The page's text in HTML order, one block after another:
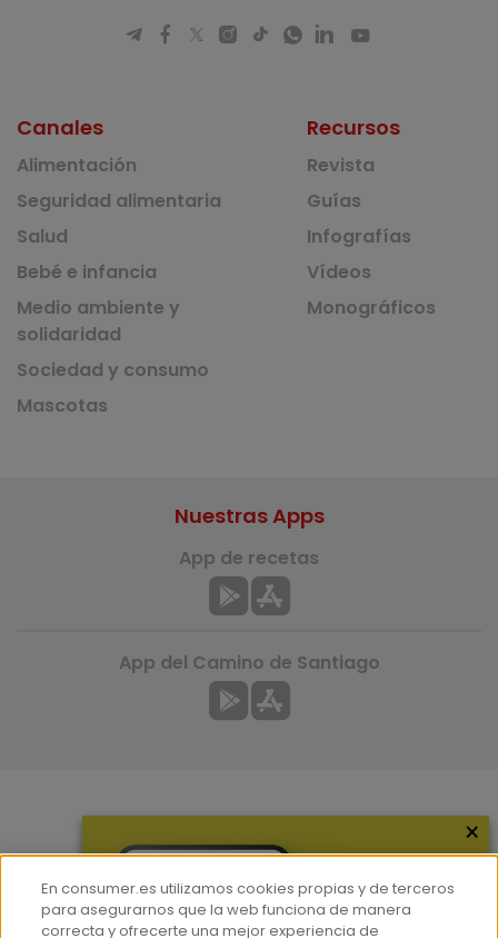
Canales
Alimentación
Seguridad alimentaria
Salud
Bebé e infancia
Medio ambiente y
solidaridad
Sociedad y consumo
Mascotas
Recursos
Revista
Guías
Infografías
Vídeos
Monográficos
Hemeroteca
Nuestras Apps
App de recetas
App del Camino de Santiago
×
En consumer.es utilizamos cookies propias y de terceros
para asegurarnos que la web funciona de manera
correcta y ofrecerte una mejor experiencia de